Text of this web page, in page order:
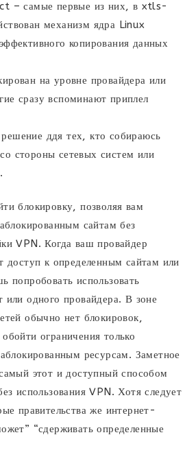
самые первые из них, в xtls-
механизм ядра Linux
копирования данных
на уровне провайдера или
сразу вспоминают приплел
ддя тех, кто собираюсь
стороны сетевых систем или
блокировку, позволяя вам
сайтам без
VPN. Когда ваш провайдер
доступ к определенным сайтам или
попробовать использовать
или одного провайдера. В зоне
обычно нет блокировок,
ограничения только
ресурсам. Заметное
этот и доступный способом
использования VPN. Хотя следует
правительства же интернет-
“сдерживать определенные